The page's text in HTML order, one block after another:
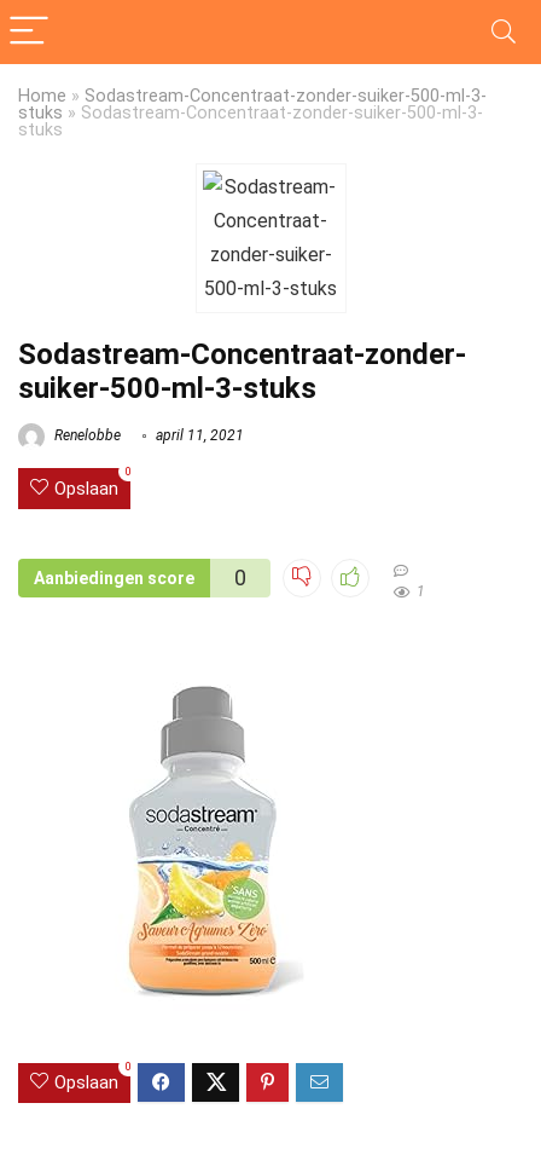
Home » Sodastream-Concentraat-zonder-suiker-500-ml-3-
stuks » Sodastream-Concentraat-zonder-suiker-500-ml-3-
stuks
Sodastream-Concentraat-zonder-
suiker-500-ml-3-stuks
Renelobbe april 11, 2021
Opslaan
0
Aanbiedingen score 0
1
Opslaan
0